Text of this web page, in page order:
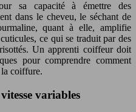
sa capacité à émettre des
dans le cheveu, le séchant de
quant à elle, amplifie
ce qui se traduit par des
Un apprenti coiffeur doit
pour comprendre comment
coiffure.
variables